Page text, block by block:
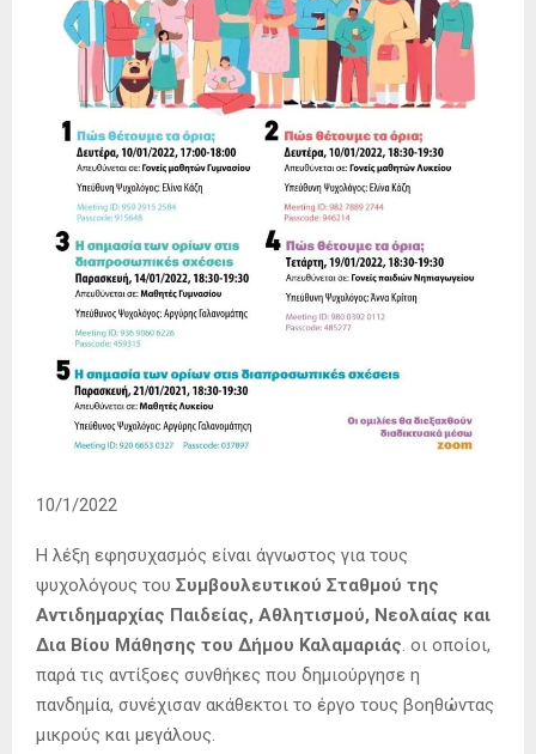
10/1/2022
Η λέξη εφησυχασμός είναι άγνωστος για τους
ψυχολόγους του Συμβουλευτικού Σταθμού της
Αντιδημαρχίας Παιδείας, Αθλητισμού, Νεολαίας και
Δια Βίου Μάθησης του Δήμου Καλαμαριάς . οι οποίοι,
παρά τις αντίξοες συνθήκες που δημιούργησε η
πανδημία, συνέχισαν ακάθεκτοι το έργο τους βοηθώντας
μικρούς και μεγάλους.